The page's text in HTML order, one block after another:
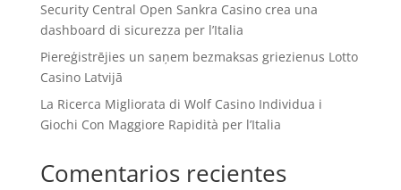
Security Central Open Sankra Casino crea una
dashboard di sicurezza per l’Italia
Piereģistrējies un saņem bezmaksas griezienus Lotto
Casino Latvijā
La Ricerca Migliorata di Wolf Casino Individua i
Giochi Con Maggiore Rapidità per l’Italia
Comentarios recientes